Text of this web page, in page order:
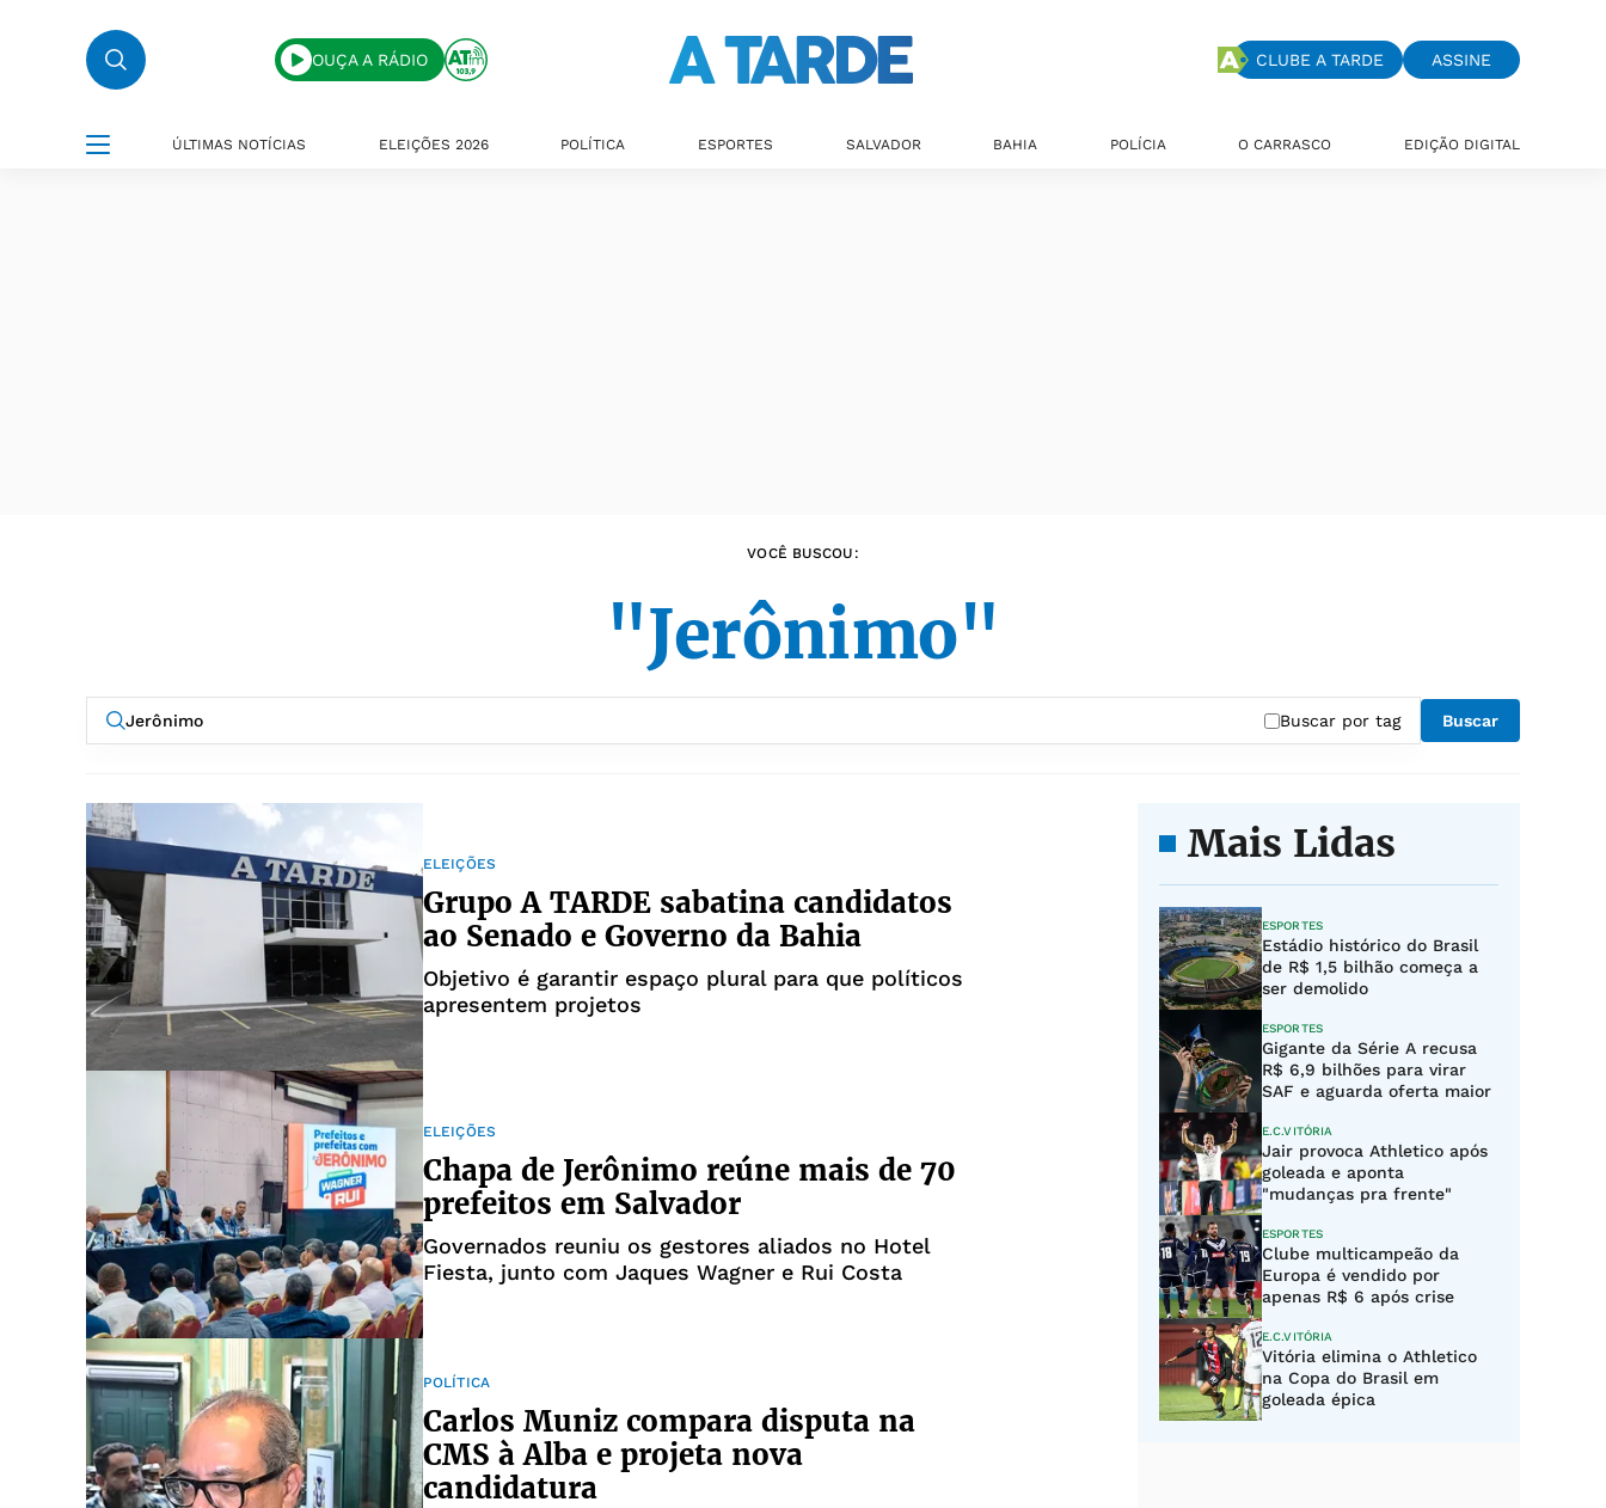
OUÇA A RÁDIO CLUBE A TARDE ASSINE
ÚLTIMAS NOTÍCIAS ELEIÇÕES 2026 POLÍTICA ESPORTES SALVADOR BAHIA POLÍCIA O CARRASCO EDIÇÃO DIGITAL
VOCÊ BUSCOU:
"Jerônimo"
Buscar por tag Buscar
ELEIÇÕES
Grupo A TARDE sabatina candidatos
ao Senado e Governo da Bahia
Objetivo é garantir espaço plural para que políticos
apresentem projetos
ELEIÇÕES
Chapa de Jerônimo reúne mais de 70
prefeitos em Salvador
Governados reuniu os gestores aliados no Hotel
Fiesta, junto com Jaques Wagner e Rui Costa
POLÍTICA
Carlos Muniz compara disputa na
CMS à Alba e projeta nova
candidatura
Mais Lidas
ESPORTES
Estádio histórico do Brasil
de R$ 1,5 bilhão começa a
ser demolido
ESPORTES
Gigante da Série A recusa
R$ 6,9 bilhões para virar
SAF e aguarda oferta maior
E.C.VITÓRIA
Jair provoca Athletico após
goleada e aponta
"mudanças pra frente"
ESPORTES
Clube multicampeão da
Europa é vendido por
apenas R$ 6 após crise
E.C.VITÓRIA
Vitória elimina o Athletico
na Copa do Brasil em
goleada épica